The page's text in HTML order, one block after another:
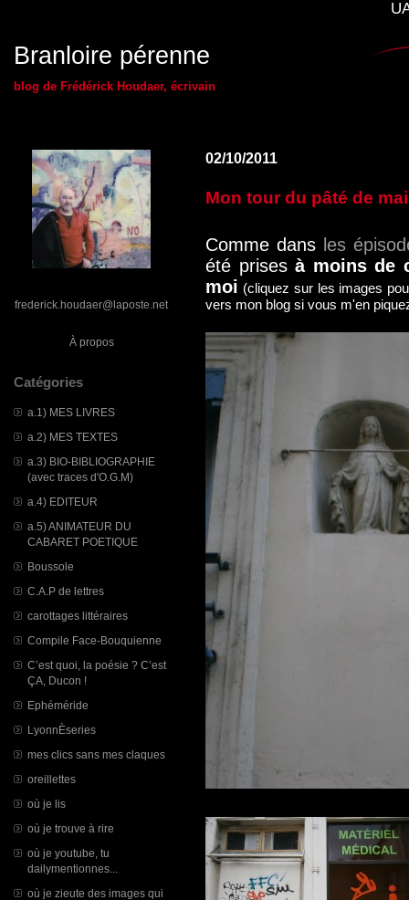
Branloire pérenne
blog de Frédérick Houdaer, écrivain
frederick.houdaer@laposte.net
À propos
Catégories
a.1) MES LIVRES
a.2) MES TEXTES
a.3) BIO-BIBLIOGRAPHIE
(avec traces d'O.G.M)
a.4) EDITEUR
a.5) ANIMATEUR DU
CABARET POETIQUE
Boussole
C.A.P de lettres
carottages littéraires
Compile Face-Bouquienne
C’est quoi, la poésie ? C’est
ÇA, Ducon !
Ephéméride
LyonnÈseries
mes clics sans mes claques
oreillettes
où je lis
où je trouve à rire
où je youtube, tu
dailymentionnes...
où je zieute des images qui
02/10/2011
Mon tour du pâté de
Comme dans les
été prises à moins de
moi (cliquez sur les images
vers mon blog si vous m'en